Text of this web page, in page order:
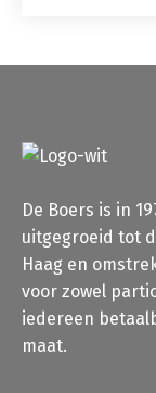
De Boers is in
uitgegroeid tot
Haag en
voor zowel
iedereen
maat.